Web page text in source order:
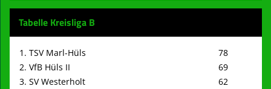
Tabelle Kreisliga B
1. TSV Marl-Hüls
78
2. VfB Hüls II
69
3. SV Westerholt
62